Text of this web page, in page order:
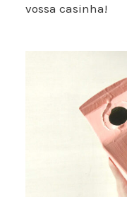
vossa casinha!